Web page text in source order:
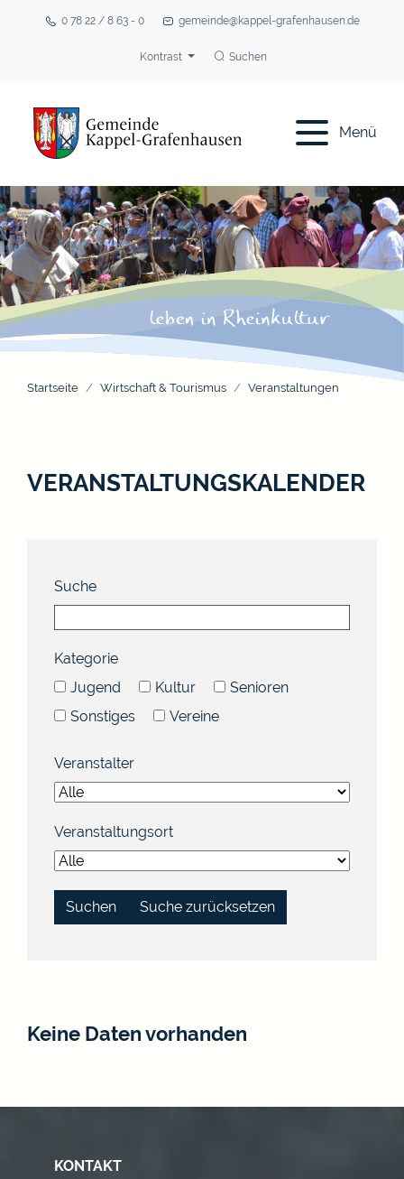
0 78 22 / 8 63 - 0 gemeinde@kappel-grafenhausen.de
Kontrast Suchen
Menü
Startseite Wirtschaft & Tourismus Veranstaltungen
VERANSTALTUNGSKALENDER
Suche
Kategorie
Jugend
Kultur
Senioren
Sonstiges
Vereine
Veranstalter
Veranstaltungsort
Suche zurücksetzen
Keine Daten vorhanden
KONTAKT